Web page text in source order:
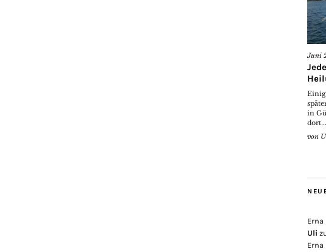
Juni
in
dort...
von
Erna
Uli
Erna